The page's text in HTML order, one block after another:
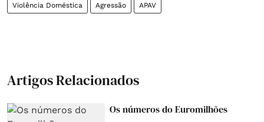
Violência Doméstica Agressão APAV
Artigos Relacionados
Os números do Euromilhões